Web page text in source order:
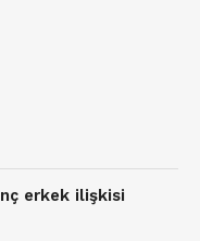
erkek ilişkisi